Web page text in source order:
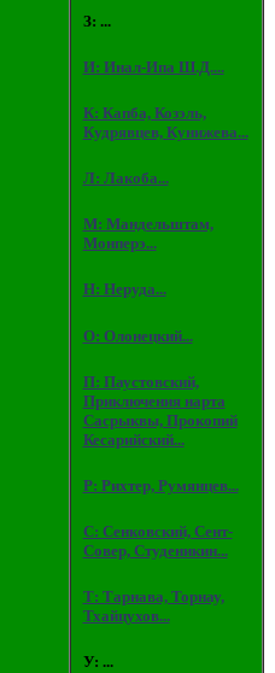
З: ...
И: Инал-Ипа Ш.Д....
К: Капба, Козэль,
Кудрявцев, Кунижева...
Л: Лакоба...
М: Мандельштам,
Монперэ...
Н: Неруда...
О: Олонецкий...
П: Паустовский,
Приключения нарта
Сасрыквы, Прокопий
Кесарийский...
Р: Рихтер, Румянцев...
С: Сенковский, Сент-
Совер, Студеникин...
Т: Тарнава, Торнау,
Тхайцухов...
У: ...